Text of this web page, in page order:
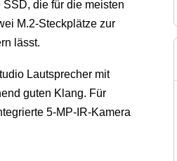
die für die meisten
M.2-Steckplätze zur
lässt.
Lautsprecher mit
guten Klang. Für
5-MP-IR-Kamera